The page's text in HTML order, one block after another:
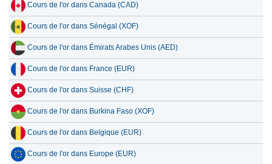
Cours de l'or dans Canada (CAD)
Cours de l'or dans Sénégal (XOF)
Cours de l'or dans Émirats Arabes Unis (AED)
Cours de l'or dans France (EUR)
Cours de l'or dans Suisse (CHF)
Cours de l'or dans Burkina Faso (XOF)
Cours de l'or dans Belgique (EUR)
Cours de l'or dans Europe (EUR)